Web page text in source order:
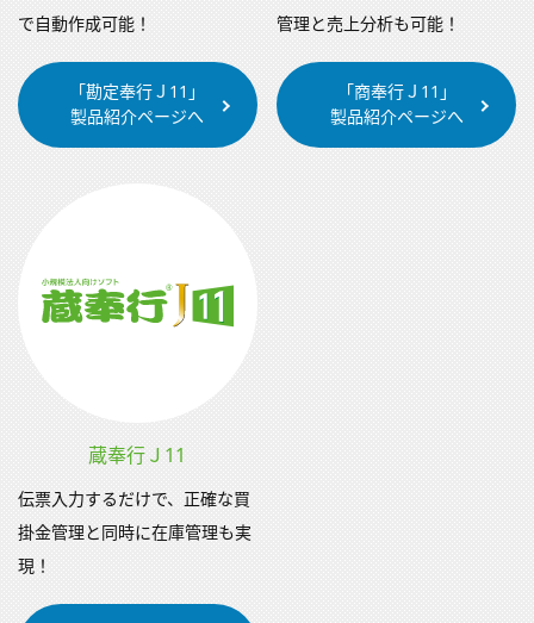
で自動作成可能！
「勘定奉行Ｊ11」
製品紹介ページへ
管理と売上分析も可能！
「商奉行Ｊ11」
製品紹介ページへ
蔵奉行Ｊ11
伝票入力するだけで、正確な買
掛金管理と同時に在庫管理も実
現！